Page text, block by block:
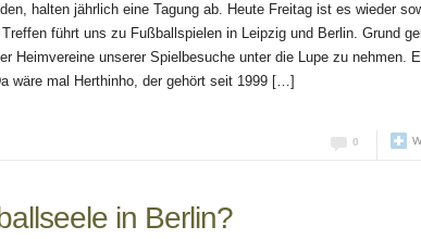
halten jährlich eine Tagung ab. Heute Freitag ist es wieder
führt uns zu Fußballspielen in Leipzig und Berlin. Grund
Heimvereine unserer Spielbesuche unter die Lupe zu nehmen.
wäre mal Herthinho, der gehört seit 1999 […]
0
in Berlin?